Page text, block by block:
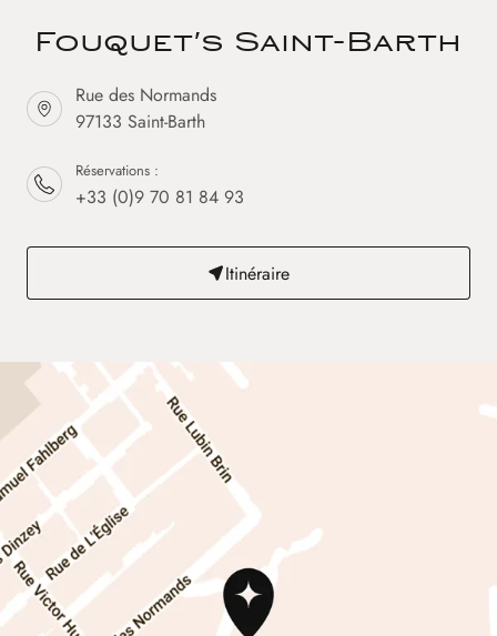
Fouquet's Saint-Barth
Rue des Normands
97133 Saint-Barth
Réservations :
+33 (0)9 70 81 84 93
Itinéraire